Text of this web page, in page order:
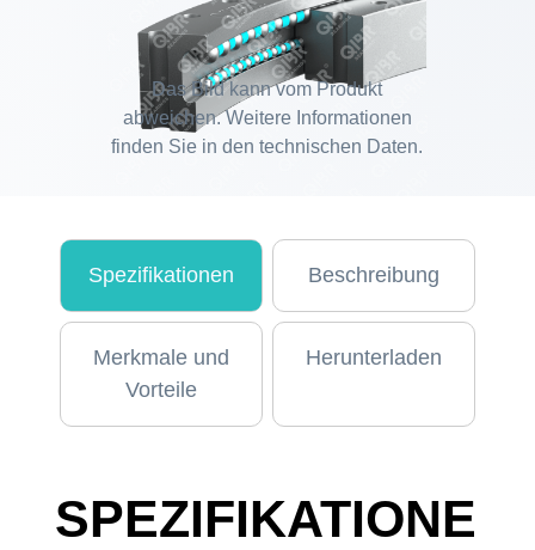
Das Bild kann vom Produkt
abweichen. Weitere Informationen
finden Sie in den technischen Daten.
Spezifikationen Beschreibung
Merkmale und
Vorteile
Herunterladen
SPEZIFIKATIONE